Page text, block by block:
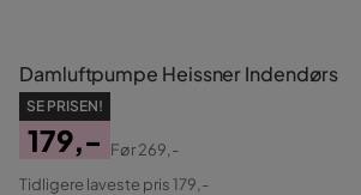
Damluftpumpe Heissner Indendørs
SE PRISEN!
Pris
179,-
Original
Før269,-
Tidligere laveste pris 179,-